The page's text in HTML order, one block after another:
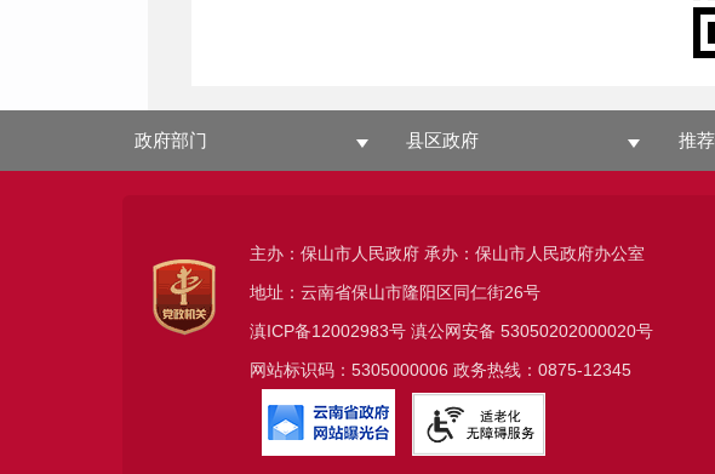
政府部门 县区政府 推
主办：保山市人民政府 承办：保山市人民政府办公室
地址：云南省保山市隆阳区同仁街26号
滇ICP备12002983号滇公网安备 53050202000020号
网站标识码：5305000006 政务热线：0875-12345